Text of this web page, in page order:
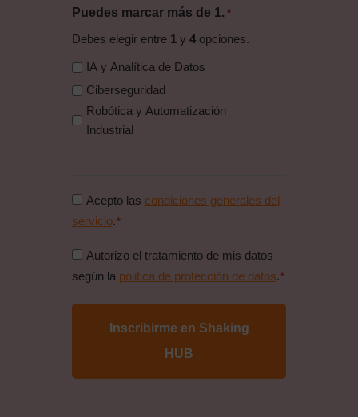
Puedes marcar más de 1. *
Debes elegir entre 1y 4opciones.
IA y Analítica de Datos
Ciberseguridad
Robótica y Automatización
Industrial
Consentimiento
condiciones
*
Acepto las condiciones generales del
servicio. *
Consentimiento
politica
*
Autorizo el tratamiento de mis datos
según la politica de protección de datos. *